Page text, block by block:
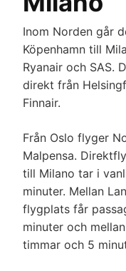
Inom Norden går
Köpenhamn till
Ryanair och SAS.
direkt från
Finnair.
Från Oslo flyger
Malpensa.
till Milano tar i
minuter. Mellan
flygplats får
minuter och
timmar och 5